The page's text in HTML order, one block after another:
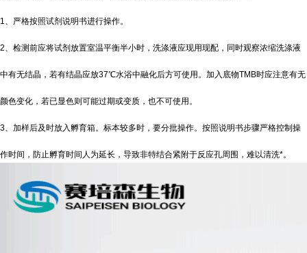
1、严格按照试剂说明书进行操作。
2、检测前应将试剂放置室温平衡半小时，洗涤液应现用现配，同时观察浓缩洗涤液
中有无结晶，若有结晶应放37℃水浴中融化后方可使用。加入底物TMB时应注意有无
颜色变化，若已显色则可能过期或变质，也不可使用。
3、加样后及时放入孵育箱。标本较多时，要分批操作。按照说明书步骤严格控制操
作时间，防止孵育时间人为延长，导致非特结合紧附于反应孔周围，难以清洗*。